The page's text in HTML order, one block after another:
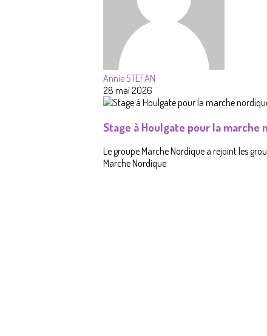
Annie STEFAN
28 mai 2026
Stage à Houlgate pour la marche
Le groupe Marche Nordique a rejoint les
Marche Nordique